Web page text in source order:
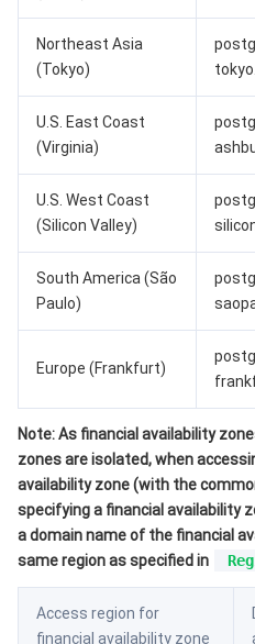
多模态智能数据湖 TCLake
腾讯混元大模型
消息队列 Pulsar 版
消息队列 CMQ
邮件推送
实时音视频
游戏多媒体引擎
云联络中心
媒体直播
云直播
云点播
媒体点播
应用云渲染
云桌面
直播 SDK
短视频 SDK
腾讯特效 SDK
教育服务
互动白板
医疗服务
腾讯健康组学平台
智能导诊
智能预问诊
云资源管理
SDK
智能顾问
标签
云资源自动化 for Terraform
云市场
云原生构建
腾讯云代码助手
腾讯云代码分析
Low Code
云开发 CloudBase
监控与运维
腾讯云可观测平台
应用性能监控
API 与工具
云迁移
软件产品公告专区
Northeast Asia
(Tokyo)
U.S. East Coast
(Virginia)
U.S. West Coast
(Silicon Valley)
South America (São
Paulo)
Europe (Frankfurt)
Note: As financial availability
zones are isolated, when
availability zone (with the
specifying a financial availability
a domain name of the financial
same region as specified in
Access region for
financial availability zone